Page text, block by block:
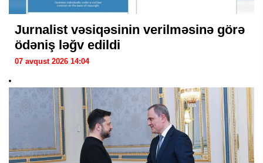
Jurnalist vəsiqəsinin verilməsinə görə
ödəniş ləğv edildi
07 avqust 2026 14:04